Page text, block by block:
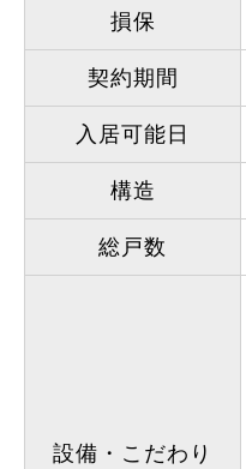
損保
契約期間
入居可能日
構造
総戸数
設備・こだわり